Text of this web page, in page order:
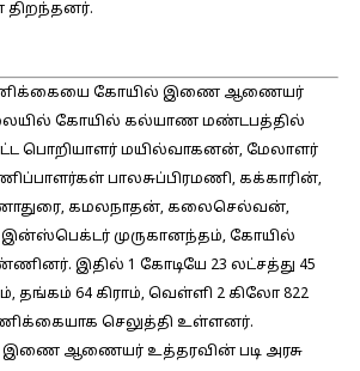
கோயில் இணை ஆணையர்
கோயில் கல்யாண மண்டபத்தில்
பொறியாளர் மயில்வாகனன், மேலாளர்
பாலசுப்பிரமணி, கக்காரின்,
கமலநாதன், கலைசெல்வன்,
முருகானந்தம், கோயில்
இதில் 1 கோடியே 23 லட்சத்து 45
தங்கம் 64 கிராம், வெள்ளி 2 கிலோ 822
செலுத்தி உள்ளனர்.
ஆணையர் உத்தரவின் படி அரசு